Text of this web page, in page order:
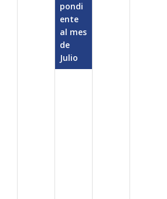
pondi
ente
al mes
de
Julio